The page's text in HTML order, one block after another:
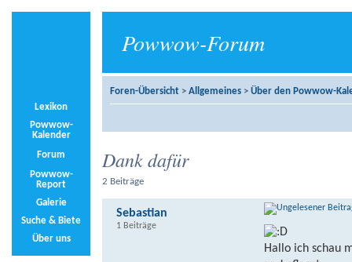
Powwow-Forum
Lexikon
Powwow-
Kalender
Forum
Powwow-
Report
Galerie
Suche & Biete
Über uns
Foren-Übersicht > Allgemeines > Über den Powwow-
Dank dafür
2 Beiträge
Hallo ich schau
Sebastian
1 Beiträge